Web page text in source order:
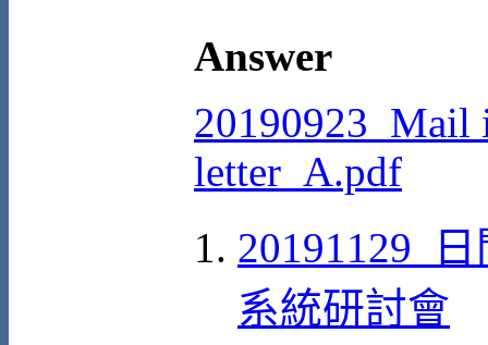
Answer
20190923_Mail
letter_A.pdf
20191129_
系統研討會